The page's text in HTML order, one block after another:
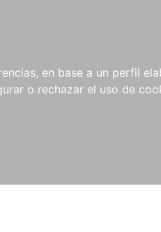
en base a un perfil
o rechazar el uso de
NOVEDADES NOTICIAS